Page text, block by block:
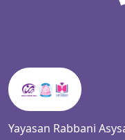
Yayasan Rabbani